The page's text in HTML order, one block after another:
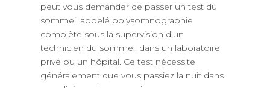
peut vous demander de passer un test du
sommeil appelé polysomnographie
complète sous la supervision d’un
technicien du sommeil dans un laboratoire
privé ou un hôpital. Ce test nécessite
généralement que vous passiez la nuit dans